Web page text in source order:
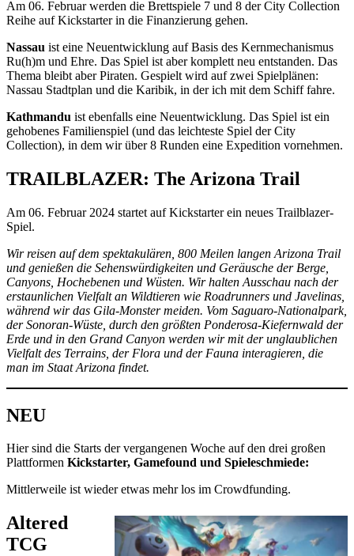
Am 06. Februar werden die Brettspiele 7 und 8 der City Collection
Reihe auf Kickstarter in die Finanzierung gehen.
Nassau ist eine Neuentwicklung auf Basis des Kernmechanismus
Ru(h)m und Ehre. Das Spiel ist aber komplett neu entstanden. Das
Thema bleibt aber Piraten. Gespielt wird auf zwei Spielplänen:
Nassau Stadtplan und die Karibik, in der ich mit dem Schiff fahre.
Kathmandu ist ebenfalls eine Neuentwicklung. Das Spiel ist ein
gehobenes Familienspiel (und das leichteste Spiel der City
Collection), in dem wir über 8 Runden eine Expedition vornehmen.
TRAILBLAZER: The Arizona Trail
Am 06. Februar 2024 startet auf Kickstarter ein neues Trailblazer-
Spiel.
Wir reisen auf dem spektakulären, 800 Meilen langen Arizona Trail
und genießen die Sehenswürdigkeiten und Geräusche der Berge,
Canyons, Hochebenen und Wüsten. Wir halten Ausschau nach der
erstaunlichen Vielfalt an Wildtieren wie Roadrunners und Javelinas,
während wir das Gila-Monster meiden. Vom Saguaro-Nationalpark,
der Sonoran-Wüste, durch den größten Ponderosa-Kiefernwald der
Erde und in den Grand Canyon werden wir mit der unglaublichen
Vielfalt des Terrains, der Flora und der Fauna interagieren, die
man im Staat Arizona findet.
NEU
Hier sind die Starts der vergangenen Woche auf den drei großen
Plattformen Kickstarter, Gamefound und Spieleschmiede:
Mittlerweile ist wieder etwas mehr los im Crowdfunding.
Altered
TCG